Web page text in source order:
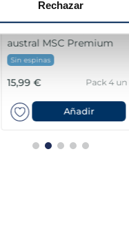
Rechazar
Pack 4 un
Filetes de
Premium
5,99 €